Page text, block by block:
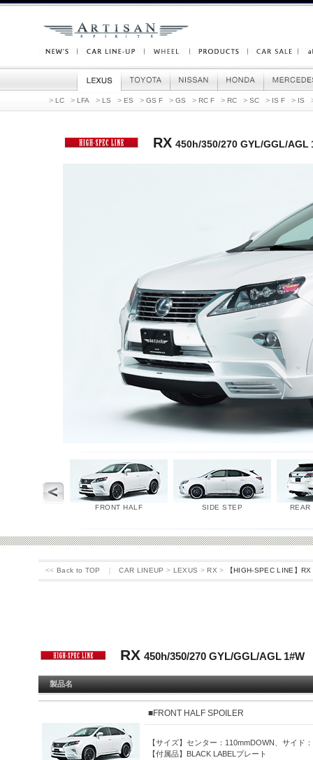
> LC > LFA > LS > ES > GS F > GS > RC F > RC > SC > IS F > IS
RX450h/350/270 GYL/GGL/
FRONT HALF SIDE STEP REAR
<< Back to TOP CAR LINEUP > LEXUS >RX > 【HIGH-SPEC LINE】
RX450h/350/270 GYL/GGL/AGL
製品名
■FRONT HALF SPOILER
【サイズ】センター：110mmDOWN、サイド
【付属品】BLACK LABELプレート